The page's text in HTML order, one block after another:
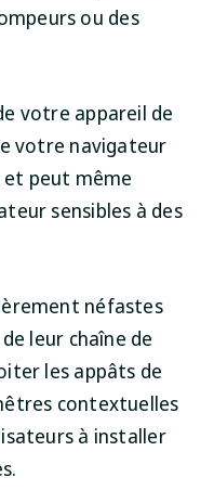
ou des
votre appareil de
votre navigateur
et peut même
sensibles à des
néfastes
leur chaîne de
les appâts de
contextuelles
à installer